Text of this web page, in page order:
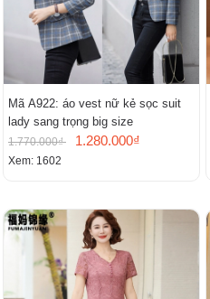
Mã A922: áo vest nữ kẻ sọc suit
lady sang trọng big size
1.770.000₫ 1.280.000₫
Xem: 1602